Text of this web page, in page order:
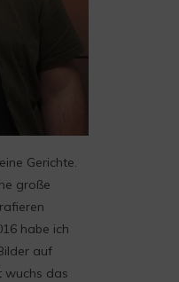
Gerichte.
große
habe ich
auf
wuchs das